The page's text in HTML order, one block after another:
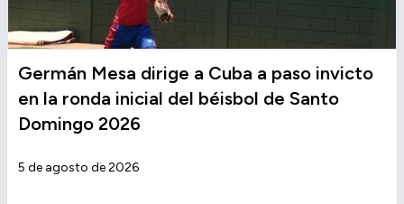
Germán Mesa dirige a Cuba a paso invicto
en la ronda inicial del béisbol de Santo
Domingo 2026
5 de agosto de 2026